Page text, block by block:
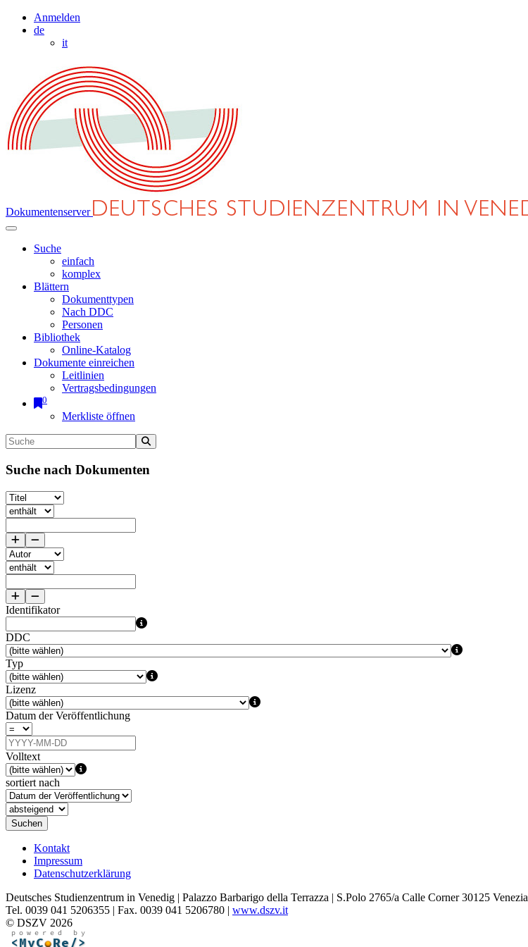
Anmelden
de
it
Dokumentenserver
Suche
einfach
komplex
Blättern
Dokumenttypen
Nach DDC
Personen
Bibliothek
Online-Katalog
Dokumente einreichen
Leitlinien
Vertragsbedingungen
0
Merkliste öffnen
Suche nach Dokumenten
Identifikator
DDC
Typ
Lizenz
Datum der Veröffentlichung
Volltext
sortiert nach
Suchen
Kontakt
Impressum
Datenschutzerklärung
Deutsches Studienzentrum in Venedig | Palazzo Barbarigo della Terrazza | S.Polo 2765/a Calle Corner 30125 Venezia
Tel. 0039 041 5206355 | Fax. 0039 041 5206780 | www.dszv.it
© DSZV 2026